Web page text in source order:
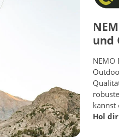
und
NEMO
kannst
Hol